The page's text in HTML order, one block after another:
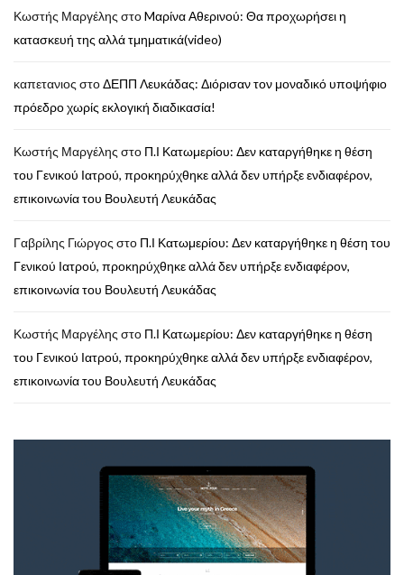
Κωστής Μαργέλης στοMαρίνα Αθερινού: Θα προχωρήσει η
κατασκευή της αλλά τμηματικά(video)
καπετανιος στοΔΕΠΠ Λευκάδας: Διόρισαν τον μοναδικό υποψήφιο
πρόεδρο χωρίς εκλογική διαδικασία!
Κωστής Μαργέλης στο Π.Ι Κατωμερίου: Δεν καταργήθηκε η θέση
του Γενικού Ιατρού, προκηρύχθηκε αλλά δεν υπήρξε ενδιαφέρον,
επικοινωνία του Βουλευτή Λευκάδας
Γαβρίλης Γιώργος στο Π.Ι Κατωμερίου: Δεν καταργήθηκε η θέση του
Γενικού Ιατρού, προκηρύχθηκε αλλά δεν υπήρξε ενδιαφέρον,
επικοινωνία του Βουλευτή Λευκάδας
Κωστής Μαργέλης στο Π.Ι Κατωμερίου: Δεν καταργήθηκε η θέση
του Γενικού Ιατρού, προκηρύχθηκε αλλά δεν υπήρξε ενδιαφέρον,
επικοινωνία του Βουλευτή Λευκάδας